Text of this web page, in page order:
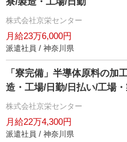
株式会社京栄センター
月給23万6,000円
派遣社員 / 神奈川県
「寮完備」半導体原料の加
造・工場/日勤/日払い/工場
株式会社京栄センター
月給22万4,300円
派遣社員 / 神奈川県